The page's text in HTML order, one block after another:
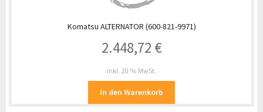
Komatsu ALTERNATOR (600-821-9971)
2.448,72 €
inkl. 20 % MwSt.
In den Warenkorb